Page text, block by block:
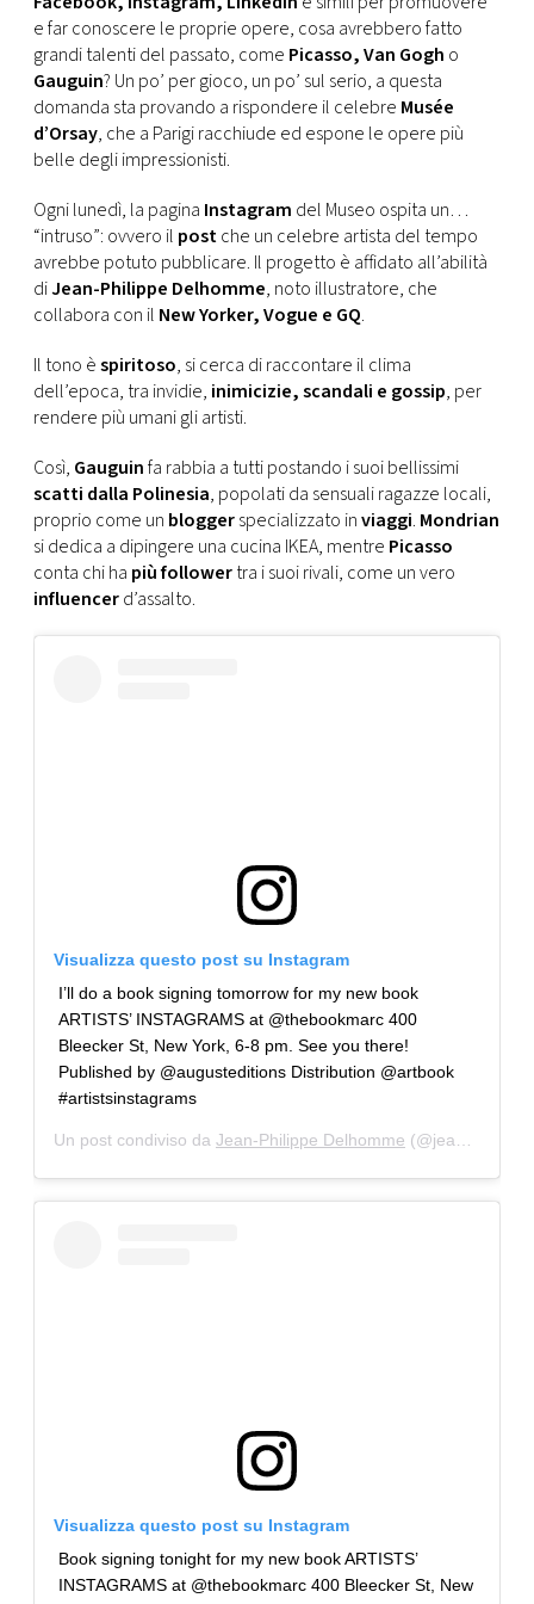
CONSIGLIA
e far conoscere le proprie opere, cosa avrebbero fatto
grandi talenti del passato, come Picasso, Van Gogh o
Gauguin? Un po’ per gioco, un po’ sul serio, a questa
domanda sta provando a rispondere il celebre Musée
d’Orsay, che a Parigi racchiude ed espone le opere più
belle degli impressionisti.
Ogni lunedì, la pagina Instagram del Museo ospita un…
“intruso”: ovvero il postche un celebre artista del tempo
avrebbe potuto pubblicare. Il progetto è affidato all’abilità
diJean-Philippe Delhomme, noto illustratore, che
collabora con il New Yorker, Vogue e GQ.
Il tono èspiritoso, si cerca di raccontare il clima
dell’epoca, tra invidie, inimicizie, scandali e gossip, per
rendere più umani gli artisti.
Così, Gauguinfa rabbia a tutti postando i suoi bellissimi
scatti dalla Polinesia, popolati da sensuali ragazze locali,
proprio come un bloggerspecializzato inviaggi. Mondrian
si dedica a dipingere una cucina IKEA, mentre Picasso
conta chi ha più followertra i suoi rivali, come un vero
influencerd’assalto.
Visualizza questo post su Instagram
I’ll do a book signing tomorrow for my new book
ARTISTS’ INSTAGRAMS at @thebookmarc 400
Bleecker St, New York, 6-8 pm. See you there!
Published by @augusteditions Distribution @artbook
#artistsinstagrams
Un post condiviso da Jean-Philippe Delhomme (@jeanphilippedelhomme) in data:
Visualizza questo post su Instagram
Book signing tonight for my new book ARTISTS’
INSTAGRAMS at @thebookmarc 400 Bleecker St, New